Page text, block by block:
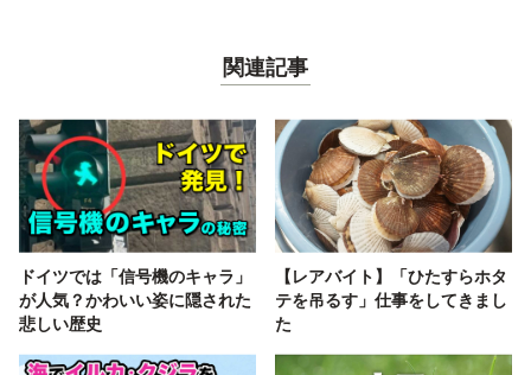
関連記事
ドイツでは「信号機のキャラ」
が人気？かわいい姿に隠された
悲しい歴史
【レアバイト】「ひたすらホタ
テを吊るす」仕事をしてきまし
た